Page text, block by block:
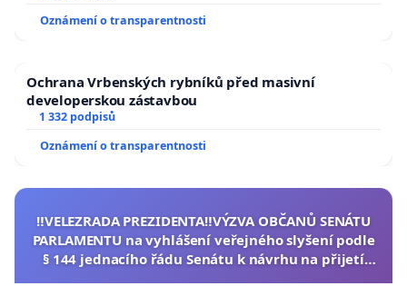
Oznámení o transparentnosti
Ochrana Vrbenských rybníků před masivní
developerskou zástavbou
1 332 podpisů
Oznámení o transparentnosti
‼️VELEZRADA PREZIDENTA‼️VÝZVA OBČANŮ SENÁTU
PARLAMENTU na vyhlášení veřejného slyšení podle
§ 144 jednacího řádu Senátu k návrhu na přijetí